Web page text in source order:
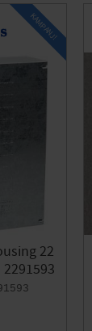
22
KAMPANJ!